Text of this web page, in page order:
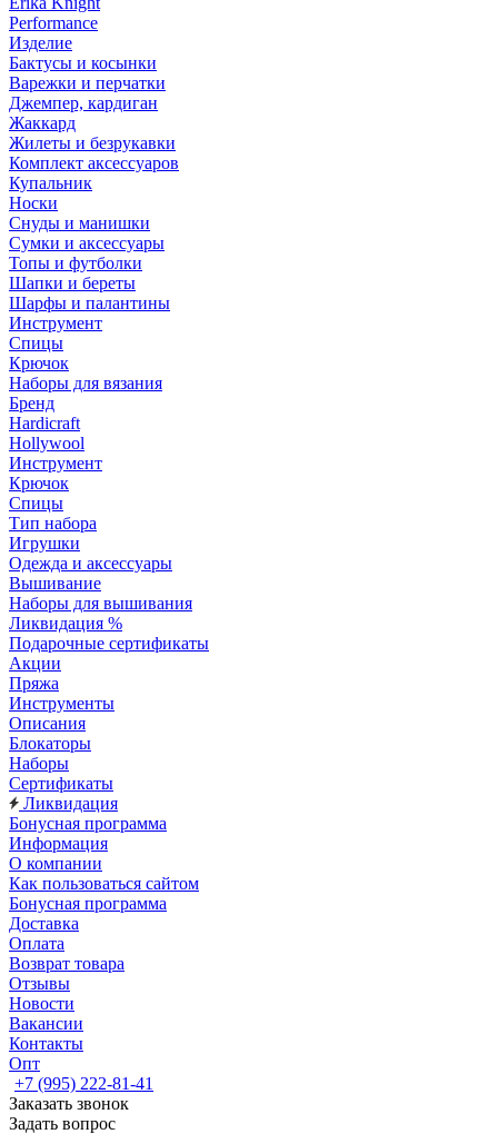
Performance
Изделие
Бактусы и косынки
Варежки и перчатки
Джемпер, кардиган
Жаккард
Жилеты и безрукавки
Комплект аксессуаров
Купальник
Носки
Снуды и манишки
Сумки и аксессуары
Топы и футболки
Шапки и береты
Шарфы и палантины
Инструмент
Спицы
Крючок
Наборы для вязания
Бренд
Hardicraft
Hollywool
Инструмент
Крючок
Спицы
Тип набора
Игрушки
Одежда и аксессуары
Вышивание
Наборы для вышивания
Ликвидация %
Подарочные сертификаты
Акции
Пряжа
Инструменты
Описания
Блокаторы
Наборы
Сертификаты
Ликвидация
Бонусная программа
Информация
О компании
Как пользоваться сайтом
Бонусная программа
Доставка
Оплата
Возврат товара
Отзывы
Новости
Вакансии
Контакты
Опт
+7 (995) 222-81-41
Заказать звонок
Задать вопрос